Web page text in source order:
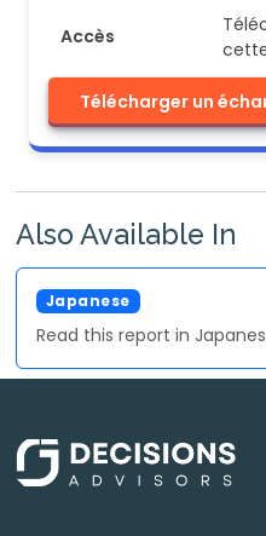
Accès
Télécharger un
Also Available In
Japanese
Read this report in